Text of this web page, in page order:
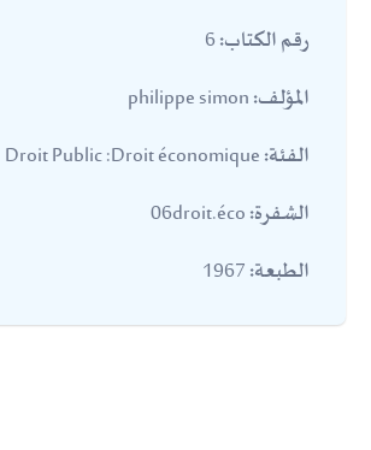
رقم الكتاب:
المؤلف:
الفئة:
الشفرة:
الطبعة: